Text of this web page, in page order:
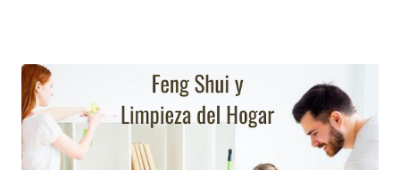
camino de entrada, elimine cualquier obstáculo que pueda
impedir la vista de la casa, como: corte ramas punteadas de
la entrada del jardín, pinte su casa con colores yang.
Siembre flores que ayuden a dar una bienvenida a los